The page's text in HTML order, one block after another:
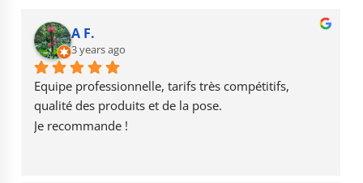
b
o
o
k
r
a
m
b
e
A F.
3 years ago
Equipe professionnelle, tarifs très compétitifs,
qualité des produits et de la pose.
Je recommande !